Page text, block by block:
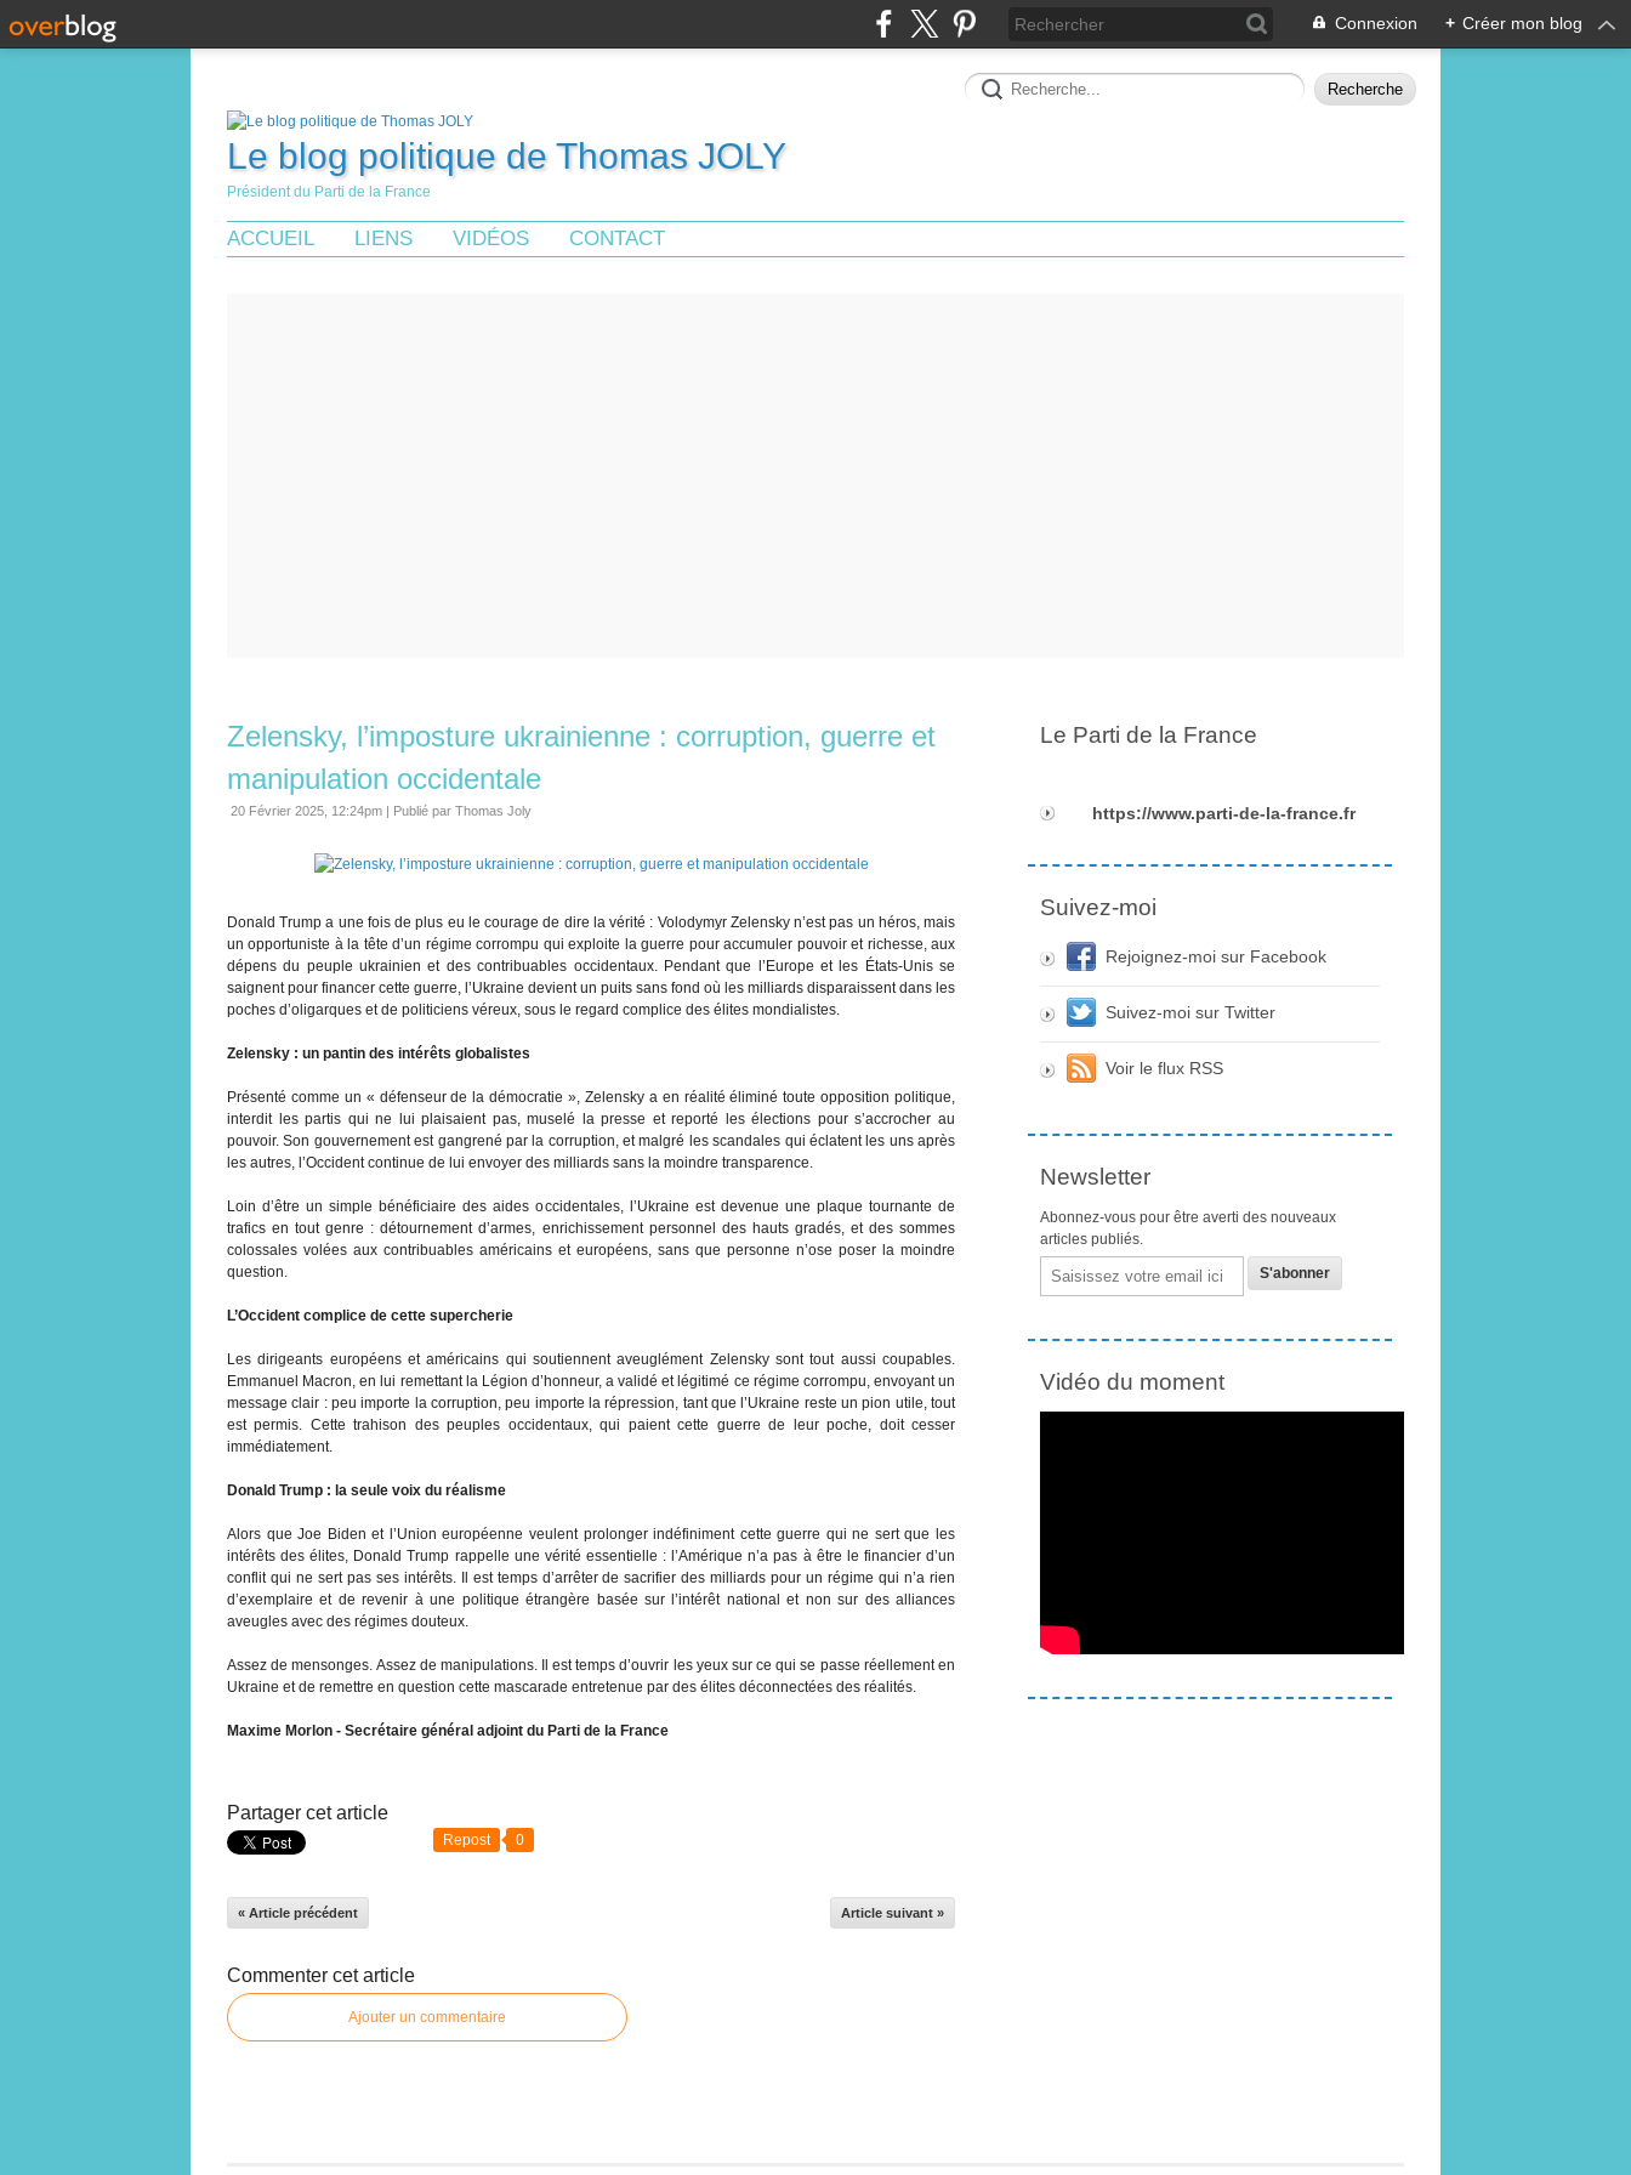
Connexion + Créer mon blog
Le blog politique de Thomas JOLY
Président du Parti de la France
ACCUEIL LIENS VIDÉOS CONTACT
Zelensky, l’imposture ukrainienne : corruption, guerre et
manipulation occidentale
20 Février 2025, 12:24pm | Publié par Thomas Joly
Donald Trump a une fois de plus eu le courage de dire la vérité : Volodymyr Zelensky n’est pas un héros, mais
un opportuniste à la tête d’un régime corrompu qui exploite la guerre pour accumuler pouvoir et richesse, aux
dépens du peuple ukrainien et des contribuables occidentaux. Pendant que l’Europe et les États-Unis se
saignent pour financer cette guerre, l’Ukraine devient un puits sans fond où les milliards disparaissent dans les
poches d’oligarques et de politiciens véreux, sous le regard complice des élites mondialistes.
Zelensky : un pantin des intérêts globalistes
Présenté comme un « défenseur de la démocratie », Zelensky a en réalité éliminé toute opposition politique,
interdit les partis qui ne lui plaisaient pas, muselé la presse et reporté les élections pour s’accrocher au
pouvoir. Son gouvernement est gangrené par la corruption, et malgré les scandales qui éclatent les uns après
les autres, l’Occident continue de lui envoyer des milliards sans la moindre transparence.
Loin d’être un simple bénéficiaire des aides occidentales, l’Ukraine est devenue une plaque tournante de
trafics en tout genre : détournement d’armes, enrichissement personnel des hauts gradés, et des sommes
colossales volées aux contribuables américains et européens, sans que personne n’ose poser la moindre
question.
L’Occident complice de cette supercherie
Les dirigeants européens et américains qui soutiennent aveuglément Zelensky sont tout aussi coupables.
Emmanuel Macron, en lui remettant la Légion d’honneur, a validé et légitimé ce régime corrompu, envoyant un
message clair : peu importe la corruption, peu importe la répression, tant que l’Ukraine reste un pion utile, tout
est permis. Cette trahison des peuples occidentaux, qui paient cette guerre de leur poche, doit cesser
immédiatement.
Donald Trump : la seule voix du réalisme
Alors que Joe Biden et l’Union européenne veulent prolonger indéfiniment cette guerre qui ne sert que les
intérêts des élites, Donald Trump rappelle une vérité essentielle : l’Amérique n’a pas à être le financier d’un
conflit qui ne sert pas ses intérêts. Il est temps d’arrêter de sacrifier des milliards pour un régime qui n’a rien
d’exemplaire et de revenir à une politique étrangère basée sur l’intérêt national et non sur des alliances
aveugles avec des régimes douteux.
Assez de mensonges. Assez de manipulations. Il est temps d’ouvrir les yeux sur ce qui se passe réellement en
Ukraine et de remettre en question cette mascarade entretenue par des élites déconnectées des réalités.
Maxime Morlon - Secrétaire général adjoint du Parti de la France
Partager cet article
Repost 0
« Article précédent Article suivant »
Commenter cet article
Ajouter un commentaire
Le Parti de la France
https://www.parti-de-la-france.fr
Suivez-moi
Rejoignez-moi sur Facebook
Suivez-moi sur Twitter
Voir le flux RSS
Newsletter
Abonnez-vous pour être averti des nouveaux
articles publiés.
Email
Vidéo du moment